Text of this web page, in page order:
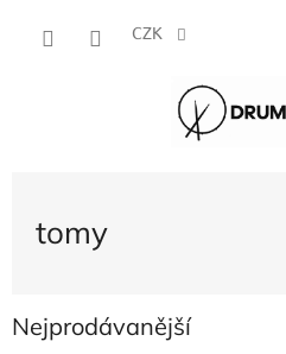
CZK
tomy
Nejprodávanější